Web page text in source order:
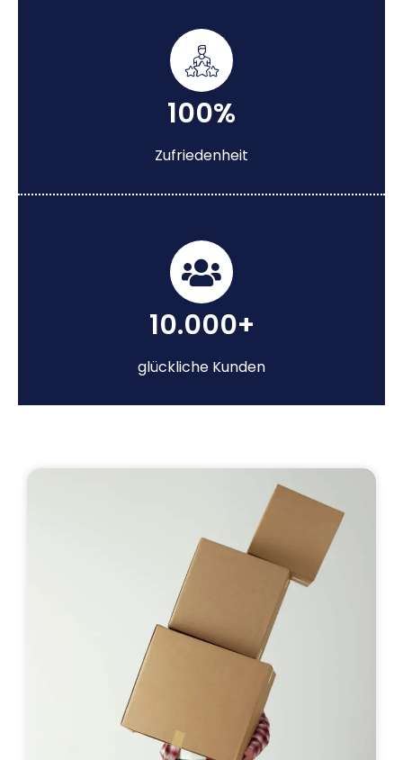
100%
Zufriedenheit
10.000+
glückliche Kunden